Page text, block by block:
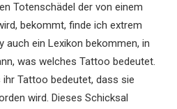
Totenschädel der von einem
bekommt, finde ich extrem
auch ein Lexikon bekommen, in
was welches Tattoo bedeutet.
Tattoo bedeutet, dass sie
wird. Dieses Schicksal